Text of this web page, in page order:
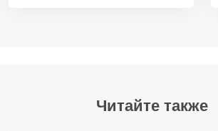
Читайте также